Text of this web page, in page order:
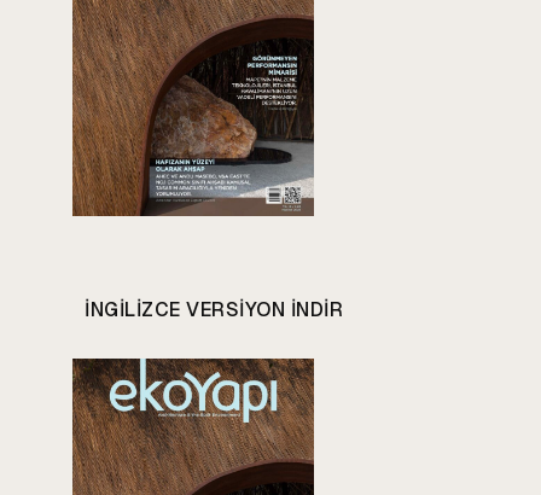
INGILIZCE VERSIYON INDIR